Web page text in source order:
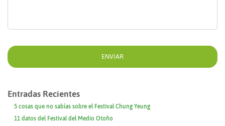
Entradas Recientes
5 cosas que no sabías sobre el Festival Chung Yeung
11 datos del Festival del Medio Otoño